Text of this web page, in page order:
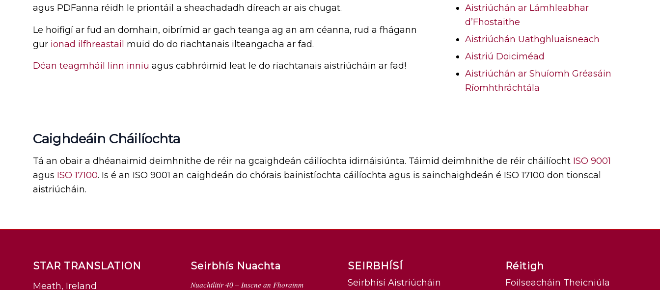
agus PDFanna réidh le priontáil a sheachadadh díreach ar ais chugat.
Le hoifigí ar fud an domhain, oibrímid ar gach teanga ag an am céanna, rud a fhágann
gur ionad ilfhreastail muid do do riachtanais ilteangacha ar fad.
Déan teagmháil linn inniu agus cabhróimid leat le do riachtanais aistriúcháin ar fad!
Aistriúchán ar Lámhleabhar
d’Fhostaithe
Aistriúchán Uathghluaisneach
Aistriú Doiciméad
Aistriúchán ar Shuíomh Gréasáin
Ríomhthráchtála
Caighdeáin Cháilíochta
Tá an obair a dhéanaimid deimhnithe de réir na gcaighdeán cáilíochta idirnáisiúnta. Táimid deimhnithe de réir cháilíocht ISO 9001
agus ISO 17100. Is é an ISO 9001 an caighdeán do chórais bainistíochta cáilíochta agus is sainchaighdeán é ISO 17100 don tionscal
aistriúcháin.
STAR TRANSLATION
Meath, Ireland
Seirbhís Nuachta
Nuachtlitir 40 – Inscne an Fhorainm
SEIRBHÍSÍ
Seirbhísí Aistriúcháin
Réitigh
Foilseacháin Theicniúla